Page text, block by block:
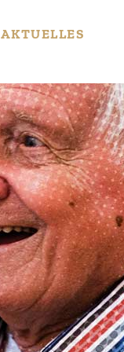
AKTUELLES